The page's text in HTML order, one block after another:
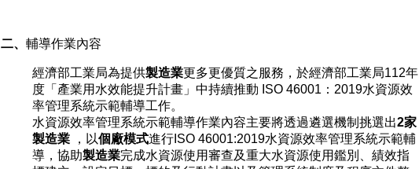
二、 輔導作業內容
經濟部工業局為提供製造業更多更優質之服務，於經濟部工業局112年
度「產業用水效能提升計畫」中持續推動 ISO 46001：2019水資源效
率管理系統示範輔導工作。
水資源效率管理系統示範輔導作業內容主要將透過遴選機制挑選出2家
製造業 ，以個廠模式進行ISO 46001:2019水資源效率管理系統示範輔
導，協助製造業完成水資源使用審查及重大水資源使用鑑別、績效指